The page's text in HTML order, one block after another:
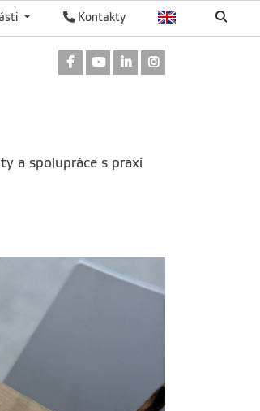
Kontakty
Odkaz na Facebook
Odkaz na Youtube
Odkaz na LinkedIn
a spolupráce s praxí